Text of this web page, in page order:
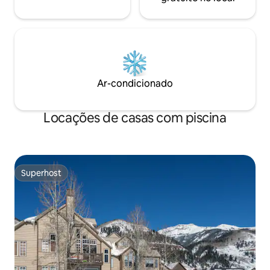
Ar-condicionado
Locações de casas com piscina
Superhost
Superhost